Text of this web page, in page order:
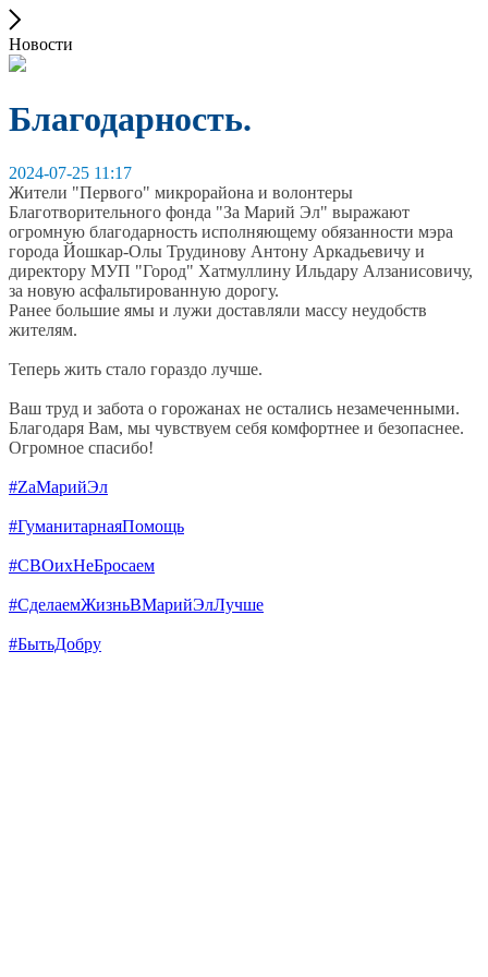
Новости
Благодарность.
2024-07-25 11:17
Жители "Первого" микрорайона и волонтеры
Благотворительного фонда "За Марий Эл" выражают
огромную благодарность исполняющему обязанности мэра
города Йошкар-Олы Трудинову Антону Аркадьевичу и
директору МУП "Город" Хатмуллину Ильдару Алзанисовичу,
за новую асфальтированную дорогу.
Ранее большие ямы и лужи доставляли массу неудобств
жителям.
Теперь жить стало гораздо лучше.
Ваш труд и забота о горожанах не остались незамеченными.
Благодаря Вам, мы чувствуем себя комфортнее и безопаснее.
Огромное спасибо!
#ZaМарийЭл
#ГуманитарнаяПомощь
#СВОихНеБросаем
#СделаемЖизньВМарийЭлЛучше
#БытьДобру